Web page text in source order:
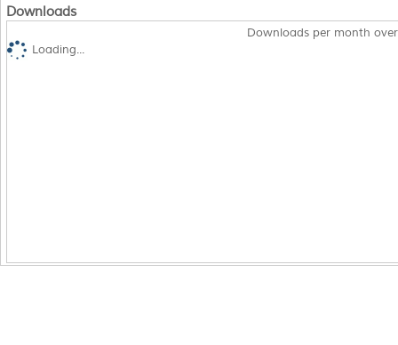
Downloads
Downloads per month
Loading...